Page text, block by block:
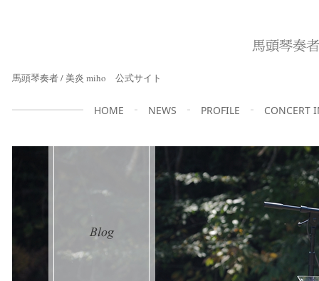
馬頭琴奏者 / 美炎 miho 公式サイト
HOME NEWS PROFILE CONCERT